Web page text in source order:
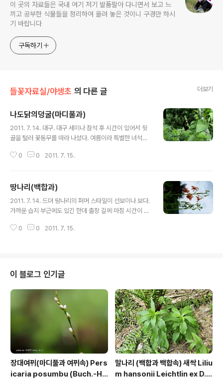
이 곳의 자료들은 국내 여기 저기 발품팔아 다니면서 보고 느
끼고 공부한 식물들을 정리하여 올려 놓은 것이니 구경만 하시
기 바랍니다
구독하기
들꽃자료실/야생초 의 다른 글 더보기
나도닭의덩굴(마디풀과)
2011. 7. 14. 대구. 대구 세미나 참석 후 시간이 있어서 뒷
골을 털러 꽃동무를 따라 나섰다. 여름이라 특별한 녀석들
울 헌혈을 감수해야 했다. 나도닭의덩굴은 아랫녘 산정 습
0 0 2011. 7. 15.
땅나리(백합과)
2011. 7. 14. 드뎌 땅나리의 퍼머 스타일이 선보이나 보다.
가까운 습지 부근에도 있긴 한데 출장 길에 마침 시간이 비
작되는 시기라 두어 포기만 꽃이 피어서 아쉬웠는데 이렇
0 0 2011. 7. 15.
이 블로그 인기글
장대여뀌(마디풀과 여뀌속) Pers
icaria posumbu (Buch.-Ha
말나리 (백합과 백합속) 새싹 Liliu
m hansonii Leichtlin ex D.